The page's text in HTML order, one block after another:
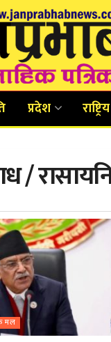
प्रदेश राष्ट्रिय
/
मल